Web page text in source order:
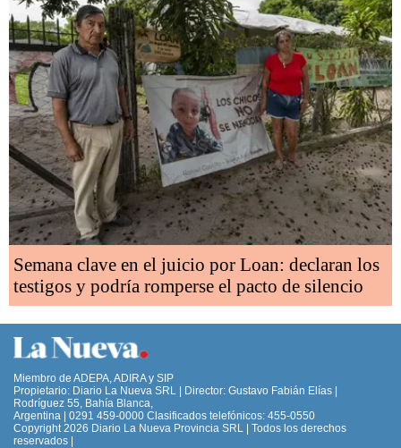
Semana clave en el juicio por Loan: declaran los
testigos y podría romperse el pacto de silencio
Miembro de ADEPA, ADIRA y SIP
Propietario: Diario La Nueva SRL | Director: Gustavo Fabián Elías |
Rodríguez 55, Bahía Blanca,
Argentina | 0291 459-0000 Clasificados telefónicos: 455-0550
Copyright 2026 Diario La Nueva Provincia SRL | Todos los derechos
reservados |